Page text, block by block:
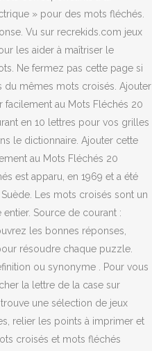
» pour des mots fléchés.
Vu sur recrekids.com jeux
les aider à maîtriser le
Ne fermez pas cette page si
du mêmes mots croisés. Ajouter
facilement au Mots Fléchés 20
en 10 lettres pour vos grilles
le dictionnaire. Ajouter cette
au Mots Fléchés 20
est apparu, en 1969 et a été
Les mots croisés sont un
Source de courant :
les bonnes réponses,
résoudre chaque puzzle.
ou synonyme . Pour vous
la lettre de la case sur
une sélection de jeux
relier les points à imprimer et
croisés et mots fléchés